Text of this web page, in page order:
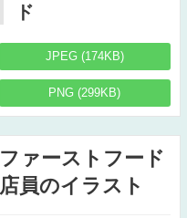
ド
JPEG (174KB)
PNG (299KB)
ファーストフード
店員のイラスト